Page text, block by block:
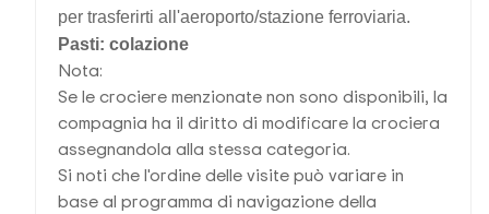
per trasferirti all'aeroporto/stazione ferroviaria.
Pasti: colazione
Nota:
Se le crociere menzionate non sono disponibili, la
compagnia ha il diritto di modificare la crociera
assegnandola alla stessa categoria.
Si noti che l'ordine delle visite può variare in
base al programma di navigazione della